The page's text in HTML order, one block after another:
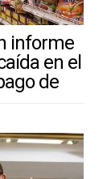
informe
en el
de